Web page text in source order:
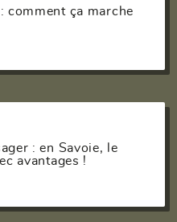
comment ça marche
: en Savoie, le
avantages !